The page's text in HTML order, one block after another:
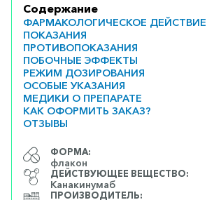
Содержание
ФАРМАКОЛОГИЧЕСКОЕ ДЕЙСТВИЕ
ПОКАЗАНИЯ
ПРОТИВОПОКАЗАНИЯ
ПОБОЧНЫЕ ЭФФЕКТЫ
РЕЖИМ ДОЗИРОВАНИЯ
ОСОБЫЕ УКАЗАНИЯ
МЕДИКИ О ПРЕПАРАТЕ
КАК ОФОРМИТЬ ЗАКАЗ?
ОТЗЫВЫ
ФОРМА:
флакон
ДЕЙСТВУЮЩЕЕ ВЕЩЕСТВО:
Канакинумаб
ПРОИЗВОДИТЕЛЬ: